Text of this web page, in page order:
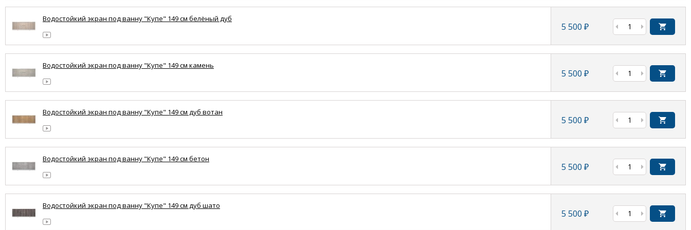
Водостойкий экран под ванну "Купе" 149 см белёный дуб
5 500 ₽
Водостойкий экран под ванну "Купе" 149 см камень
5 500 ₽
Водостойкий экран под ванну "Купе" 149 см дуб вотан
5 500 ₽
Водостойкий экран под ванну "Купе" 149 см бетон
5 500 ₽
Водостойкий экран под ванну "Купе" 149 см дуб шато
5 500 ₽